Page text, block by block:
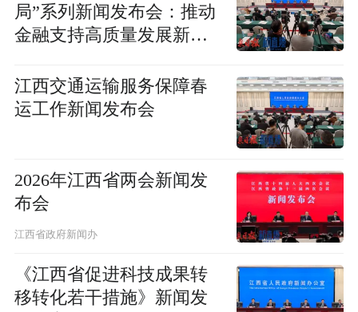
局”系列新闻发布会：推动
金融支持高质量发展新闻
江西交通运输服务保障春
运工作新闻发布会
2026年江西省两会新闻发
布会
江西省政府新闻办
《江西省促进科技成果转
移转化若干措施》新闻发